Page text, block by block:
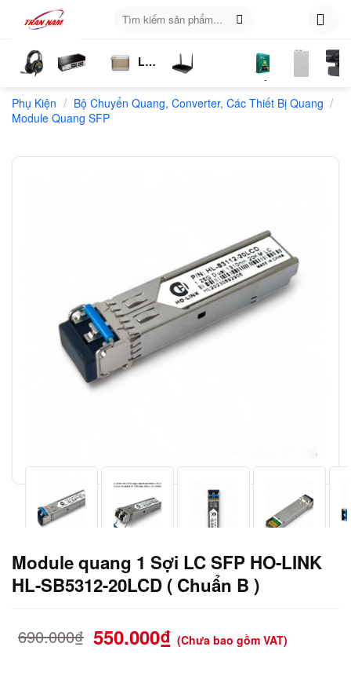
content
kiếm:
Nghe
Chia
Mạng
Loa
LTE
Sóng
Phần
Mềm
Kiện
Phụ Kiện / Bộ Chuyển Quang, Converter, Các Thiết Bị Quang /
Module Quang SFP
Module quang 1 Sợi LC SFP HO-LINK
HL-SB5312-20LCD ( Chuẩn B )
690.000₫ 550.000₫ (Chưa bao gồm VAT)